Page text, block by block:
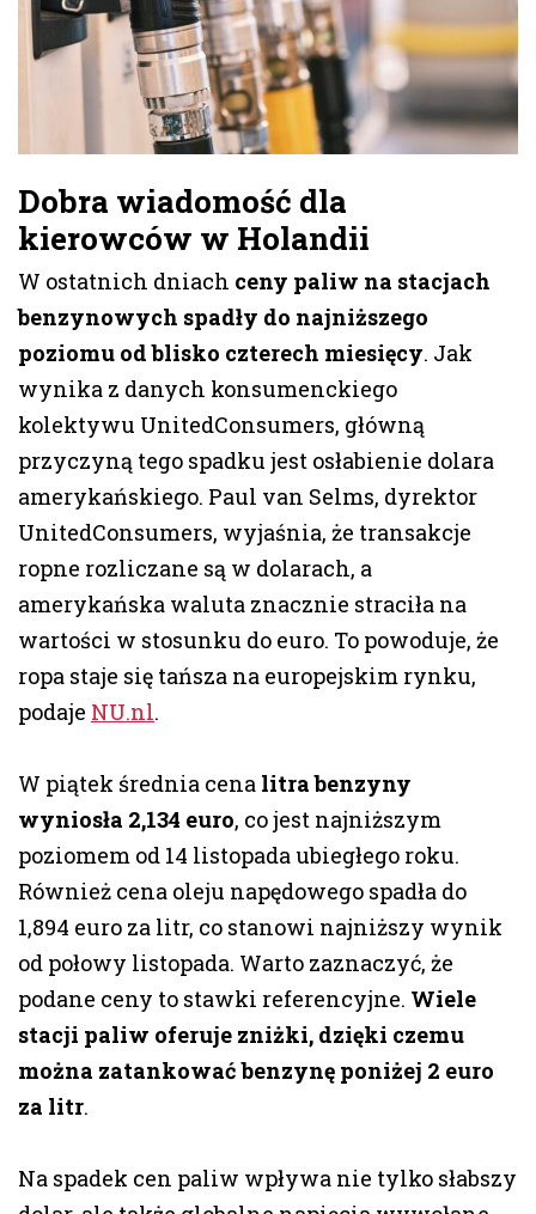
Dobra wiadomość dla
kierowców w Holandii
W ostatnich dniach ceny paliw na stacjach
benzynowych spadły do najniższego
poziomu od blisko czterech miesięcy. Jak
wynika z danych konsumenckiego
kolektywu UnitedConsumers, główną
przyczyną tego spadku jest osłabienie dolara
amerykańskiego. Paul van Selms, dyrektor
UnitedConsumers, wyjaśnia, że transakcje
ropne rozliczane są w dolarach, a
amerykańska waluta znacznie straciła na
wartości w stosunku do euro. To powoduje, że
ropa staje się tańsza na europejskim rynku,
podaje NU.nl.
W piątek średnia cena litra benzyny
wyniosła 2,134 euro, co jest najniższym
poziomem od 14 listopada ubiegłego roku.
Również cena oleju napędowego spadła do
1,894 euro za litr, co stanowi najniższy wynik
od połowy listopada. Warto zaznaczyć, że
podane ceny to stawki referencyjne. Wiele
stacji paliw oferuje zniżki, dzięki czemu
można zatankować benzynę poniżej 2 euro
za litr.
Na spadek cen paliw wpływa nie tylko słabszy